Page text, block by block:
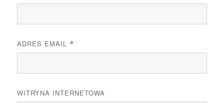
ADRES EMAIL *
WITRYNA INTERNETOWA